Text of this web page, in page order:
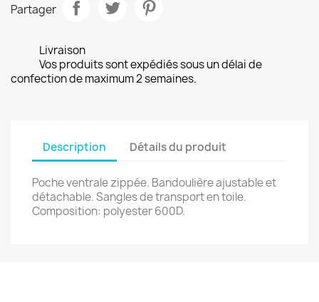
Partager
Livraison
Vos produits sont expédiés sous un délai de
confection de maximum 2 semaines.
Description Détails du produit
Poche ventrale zippée. Bandoulière ajustable et
détachable. Sangles de transport en toile.
Composition: polyester 600D.